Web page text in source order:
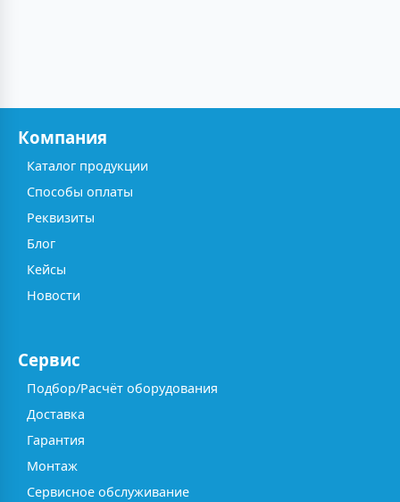
Компания
Каталог продукции
Способы оплаты
Реквизиты
Блог
Кейсы
Новости
Сервис
Подбор/Расчёт оборудования
Доставка
Гарантия
Монтаж
Сервисное обслуживание